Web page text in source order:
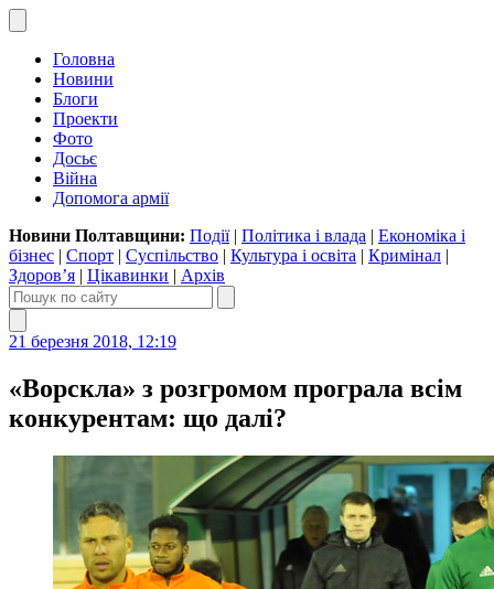
Головна
Новини
Блоги
Проекти
Фото
Досьє
Війна
Допомога армії
Новини Полтавщини: Події| Політика і влада | Економіка і
бізнес | Спорт | Суспільство | Культура і освіта | Кримінал |
Здоров’я | Цікавинки | Архів
21 березня 2018, 12:19
«Ворскла» з розгромом програла всім
конкурентам: що далі?